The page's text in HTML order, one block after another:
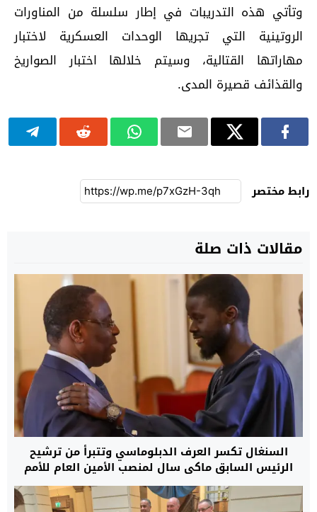
وتأتي هذه التدريبات في إطار سلسلة من المناورات
الروتينية التي تجريها الوحدات العسكرية لاختبار
مهاراتها القتالية، وسيتم خلالها اختبار الصواريخ
والقذائف قصيرة المدى.
رابط مختصر
مقالات ذات صلة
السنغال تكسر العرف الدبلوماسي وتتبرأ من ترشيح
الرئيس السابق ماكي سال لمنصب الأمين العام للأمم
المتحدة